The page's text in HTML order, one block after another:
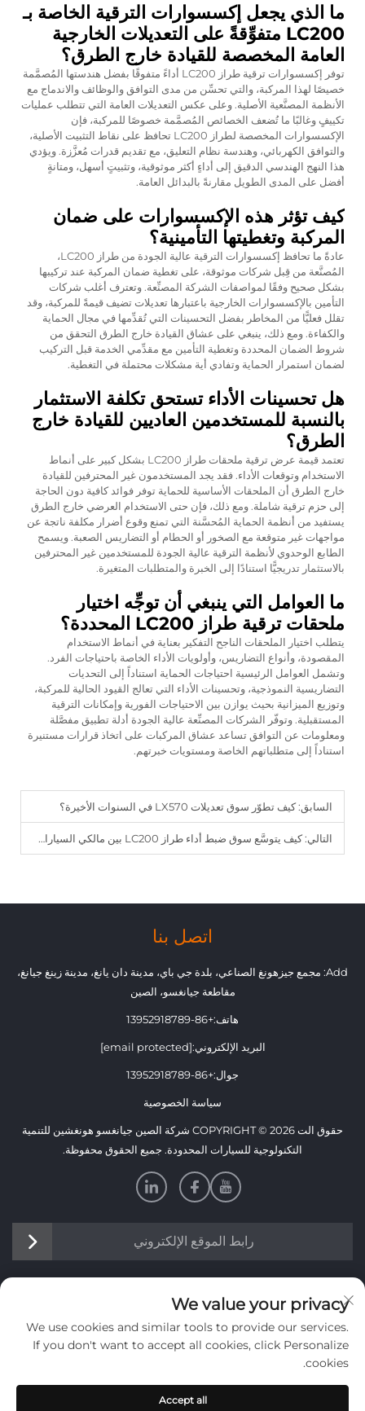
ما الذي يجعل إكسسوارات الترقية الخاصة بـ
LC200 متفوِّقةً على التعديلات الخارجية
العامة المخصصة للقيادة خارج الطرق؟
توفر إكسسوارات ترقية طراز LC200 أداءً متفوقًا بفضل هندستها المُصمَّمة
خصيصًا لهذا المركبة، والتي تحسِّن من مدى التوافق والوظائف والاندماج مع
الأنظمة المصنَّعية الأصلية. وعلى عكس التعديلات العامة التي تتطلب عمليات
تكييفٍ وغالبًا ما تُضعف الخصائص المُصمَّمة خصوصًا للمركبة، فإن
الإكسسوارات المخصصة لطراز LC200 تحافظ على نقاط التثبيت الأصلية،
والتوافق الكهربائي، وهندسة نظام التعليق، مع تقديم قدرات مُعزَّزة. ويؤدي
هذا النهج الهندسي الدقيق إلى أداءٍ أكثر موثوقية، وتثبيتٍ أسهل، ومتانةٍ
أفضل على المدى الطويل مقارنةً بالبدائل العامة.
كيف تؤثر هذه الإكسسوارات على ضمان
المركبة وتغطيتها التأمينية؟
عادةً ما تحافظ إكسسوارات الترقية عالية الجودة من طراز LC200،
المُصنَّعة من قِبل شركات موثوقة، على تغطية ضمان المركبة عند تركيبها
بشكل صحيح وفقًا لمواصفات الشركة المصنِّعة. وتعترف أغلب شركات
التأمين بالإكسسوارات الخارجية باعتبارها تعديلات تضيف قيمةً للمركبة، وقد
تقلل فعليًّا من المخاطر بفضل التحسينات التي تُقدِّمها في مجال الحماية
والكفاءة. ومع ذلك، ينبغي على عشاق القيادة خارج الطرق التحقق من
شروط الضمان المحددة وتغطية التأمين مع مقدِّمي الخدمة قبل التركيب
لضمان استمرار الحماية وتفادي أية مشكلات محتملة في التغطية.
هل تحسينات الأداء تستحق تكلفة الاستثمار
بالنسبة للمستخدمين العاديين للقيادة خارج
الطرق؟
تعتمد قيمة عرض ترقية ملحقات طراز LC200 بشكل كبير على أنماط
الاستخدام وتوقعات الأداء. فقد يجد المستخدمون غير المحترفين للقيادة
خارج الطرق أن الملحقات الأساسية للحماية توفر فوائد كافية دون الحاجة
إلى حزم ترقية شاملة. ومع ذلك، فإن حتى الاستخدام العرضي خارج الطرق
يستفيد من أنظمة الحماية المُحسَّنة التي تمنع وقوع أضرار مكلفة ناتجة عن
مواجهات غير متوقعة مع الصخور أو الحطام أو التضاريس الصعبة. ويسمح
الطابع الوحدوي لأنظمة الترقية عالية الجودة للمستخدمين غير المحترفين
بالاستثمار تدريجيًّا استنادًا إلى الخبرة والمتطلبات المتغيرة.
ما العوامل التي ينبغي أن توجِّه اختيار
ملحقات ترقية طراز LC200 المحددة؟
يتطلب اختيار الملحقات الناجح التفكير بعناية في أنماط الاستخدام
المقصودة، وأنواع التضاريس، وأولويات الأداء الخاصة باحتياجات الفرد.
وتشمل العوامل الرئيسية احتياجات الحماية استناداً إلى التحديات
التضاريسية النموذجية، وتحسينات الأداء التي تعالج القيود الحالية للمركبة،
وتوزيع الميزانية بحيث يوازن بين الاحتياجات الفورية وإمكانات الترقية
المستقبلية. وتوفّر الشركات المصنِّعة عالية الجودة أدلة تطبيق مفصَّلة
ومعلومات عن التوافق تساعد عشاق المركبات على اتخاذ قرارات مستنيرة
استناداً إلى متطلباتهم الخاصة ومستويات خبرتهم.
السابق:كيف تطوّر سوق تعديلات LX570 في السنوات الأخيرة؟
التالي:كيف يتوسَّع سوق ضبط أداء طراز LC200 بين مالكي السيارات الرياضية متعددة الاستخدامات (SUV)؟
اتصل بنا
Add: مجمع جيزهونغ الصناعي، بلدة جي باي، مدينة دان يانغ، مدينة زينغ جيانغ،
مقاطعة جيانغسو، الصين
هاتف:+86-13952918789
البريد الإلكتروني:[email protected]
جوال:+86-13952918789
سياسة الخصوصية
حقوق الت COPYRIGHT © 2026 شركة الصين جيانغسو هونغشين للتنمية
التكنولوجية للسيارات المحدودة. جميع الحقوق محفوظة.
رابط الموقع الإلكتروني
معلومات
اشترك لتلقي نشرتنا الإخبارية الأسبوعية
We value your privacy
We use cookies and similar tools to provide our services.
If you don't want to accept all cookies, click Personalize
cookies.
Accept all